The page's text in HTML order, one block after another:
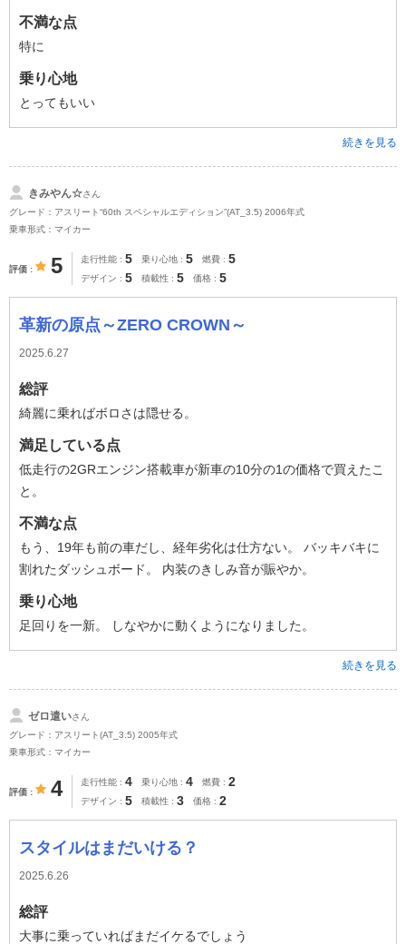
不満な点
特に
乗り心地
とってもいい
続きを見る
きみやん☆さん
グレード：アスリート“60th スペシャルエディション”(AT_3.5) 2006年式
乗車形式：マイカー
評価 5 走行性能 5 乗り心地 5 燃費 5
デザイン 5 積載性 5 価格 5
革新の原点～ZERO CROWN～
2025.6.27
総評
綺麗に乗ればボロさは隠せる。
満足している点
低走行の2GRエンジン搭載車が新車の10分の1の価格で買えたこ
と。
不満な点
もう、19年も前の車だし、経年劣化は仕方ない。 バッキバキに
割れたダッシュボード。 内装のきしみ音が賑やか。
乗り心地
足回りを一新。 しなやかに動くようになりました。
続きを見る
ゼロ遣いさん
グレード：アスリート(AT_3.5) 2005年式
乗車形式：マイカー
評価 4 走行性能 4 乗り心地 4 燃費 2
デザイン 5 積載性 3 価格 2
スタイルはまだいける？
2025.6.26
総評
大事に乗っていればまだイケるでしょう